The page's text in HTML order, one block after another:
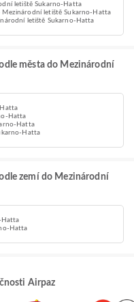
letiště Sukarno-Hatta
letiště Sukarno-Hatta
letiště Sukarno-Hatta
města do Mezinárodní
Hatta
Hatta
Hatta
zemí do Mezinárodní
Hatta
Hatta
Airpaz